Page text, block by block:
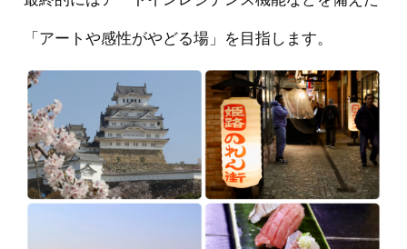
「アートや感性がやどる場」を目指します。